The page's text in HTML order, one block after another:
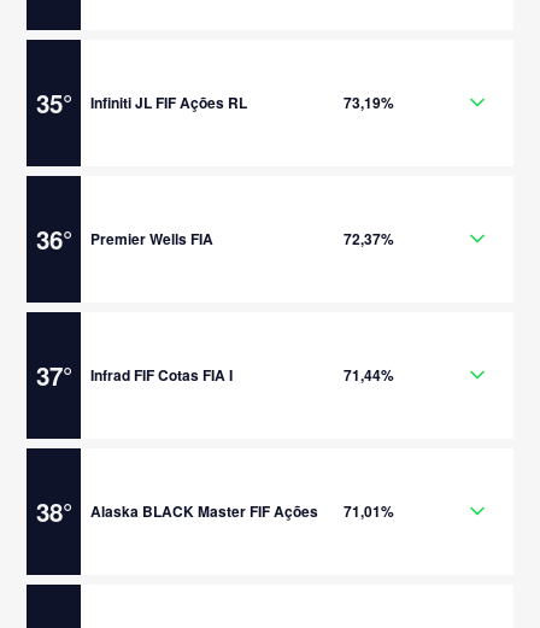
35° Infiniti JL FIF Ações RL 73,19%
36° Premier Wells FIA 72,37%
37° Infrad FIF Cotas FIA I 71,44%
38° Alaska BLACK Master FIF Ações 71,01%